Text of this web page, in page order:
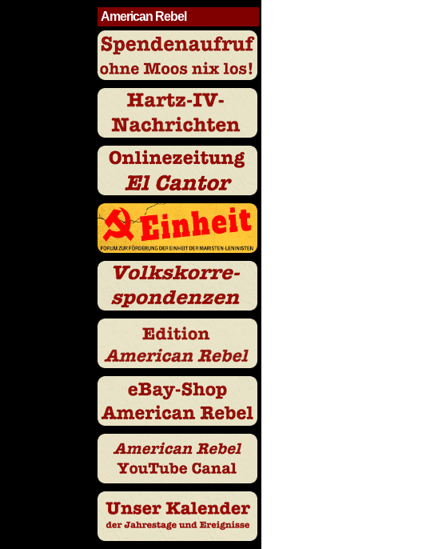
American Rebel